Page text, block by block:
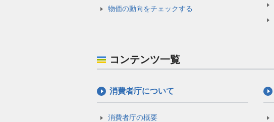
物価の動向をチェックする
コンテンツ一覧
消費者庁について
消費者庁の概要